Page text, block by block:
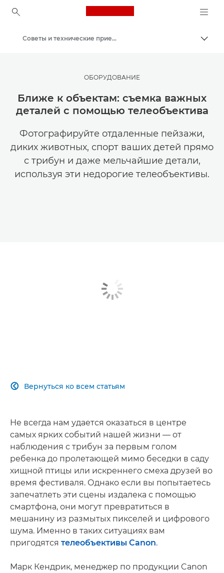
Canon Logo, back to
Мастерская творчества | Советы по фотографии и печати и руководства для покупателей
Советы и технические приемы по фотографии и печати
ОБОРУДОВАНИЕ
Ближе к объектам: съемка важных
деталей с помощью телеобъектива
Фотографируйте отдаленные пейзажи,
диких животных, спорт ваших детей прямо
с трибун и даже мельчайшие детали,
используя эти недорогие телеобъективы.
Вернуться ко всем статьям

Не всегда нам удается оказаться в центре
самых ярких событий нашей жизни — от
наблюдения с трибун за первым голом
ребенка до пролетающей мимо беседки в саду
хищной птицы или искреннего смеха друзей во
время фестиваля. Однако если вы попытаетесь
запечатлеть эти сцены издалека с помощью
смартфона, они могут превратиться в
мешанину из размытых пикселей и цифрового
шума. Именно в таких ситуациях вам
пригодятся телеобъективы Canon.
Марк Кендрик, менеджер по продукции Canon